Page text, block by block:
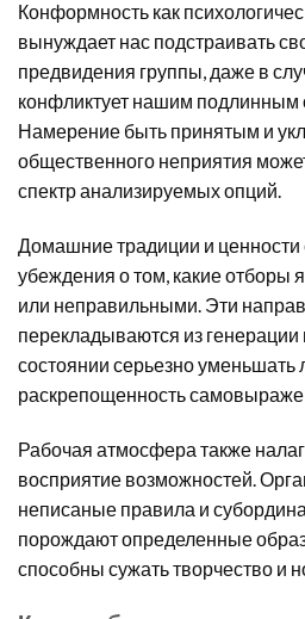
Конформность как
вынуждает нас подстраивать
предвидения группы, даже в
конфликтует нашим подлинным
Намерение быть принятым и
общественного неприятия
спектр анализируемых опций.
Домашние традиции и
убеждения о том, какие отборы
или неправильными. Эти
перекладываются из генерации
состоянии серьезно уменьшать
раскрепощенность
Рабочая атмосфера также
восприятие возможностей.
неписаные правила и
порождают определенные
способны сужать творчество и